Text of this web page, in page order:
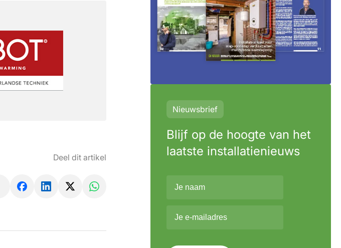
Deel dit artikel
Nieuwsbrief
Blijf op de hoogte van het
laatste installatienieuws